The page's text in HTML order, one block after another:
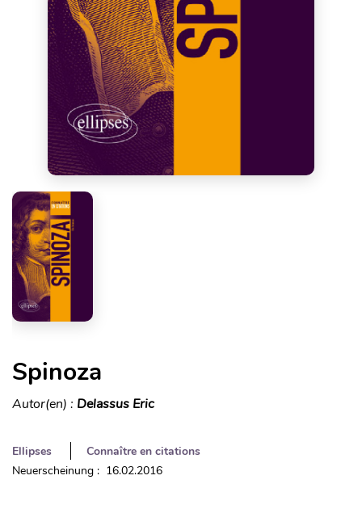
Spinoza
Autor(en) : Delassus Eric
Ellipses
Connaître en citations
Neuerscheinung : 16.02.2016